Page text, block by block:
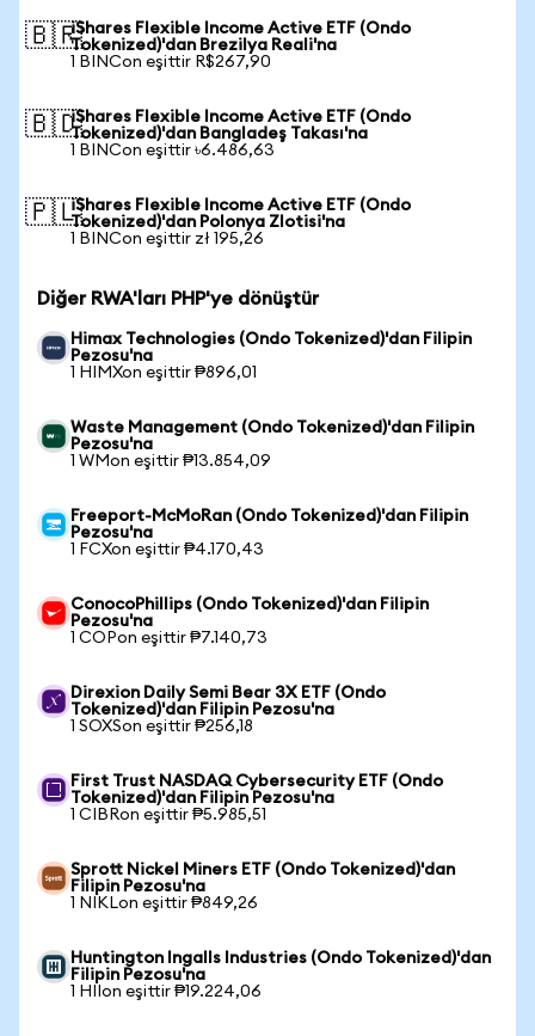
🇧🇷iShares Flexible Income Active ETF (Ondo
Tokenized)'dan Brezilya Reali'na
1 BINCon eşittir R$267,90
🇧🇩iShares Flexible Income Active ETF (Ondo
Tokenized)'dan Bangladeş Takası'na
1 BINCon eşittir ৳6.486,63
🇵🇱iShares Flexible Income Active ETF (Ondo
Tokenized)'dan Polonya Zlotisi'na
1 BINCon eşittir zł 195,26
Diğer RWA'ları PHP'ye dönüştür
Himax Technologies (Ondo Tokenized)'dan Filipin
Pezosu'na
1 HIMXon eşittir ₱896,01
Waste Management (Ondo Tokenized)'dan Filipin
Pezosu'na
1 WMon eşittir ₱13.854,09
Freeport-McMoRan (Ondo Tokenized)'dan Filipin
Pezosu'na
1 FCXon eşittir ₱4.170,43
ConocoPhillips (Ondo Tokenized)'dan Filipin
Pezosu'na
1 COPon eşittir ₱7.140,73
Direxion Daily Semi Bear 3X ETF (Ondo
Tokenized)'dan Filipin Pezosu'na
1 SOXSon eşittir ₱256,18
First Trust NASDAQ Cybersecurity ETF (Ondo
Tokenized)'dan Filipin Pezosu'na
1 CIBRon eşittir ₱5.985,51
Sprott Nickel Miners ETF (Ondo Tokenized)'dan
Filipin Pezosu'na
1 NIKLon eşittir ₱849,26
Huntington Ingalls Industries (Ondo Tokenized)'dan
Filipin Pezosu'na
1 HIIon eşittir ₱19.224,06